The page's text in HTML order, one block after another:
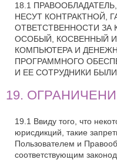
18.1
НЕСУТ КОНТРАКТНОЙ,
ОТВЕТСТВЕННОСТИ ЗА
ОСОБЫЙ, КОСВЕННЫЙ
КОМПЬЮТЕРА И
ПРОГРАММНОГО
И ЕЕ СОТРУДНИКИ
19.
19.1 Ввиду того, что
юрисдикций, такие
Пользователем и
соответствующим